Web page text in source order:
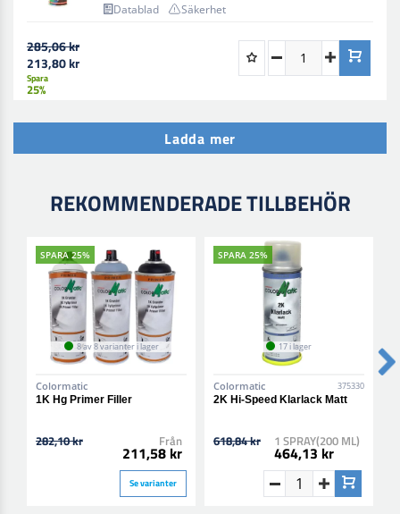
Datablad
Säkerhet
285,06 kr
213,80 kr
Spara
25%
Ladda mer
REKOMMENDERADE TILLBEHÖR
SPARA 25%
8 av 8 varianter i lager
Colormatic
1K Hg Primer Filler
282,10 kr Från
211,58 kr
Se varianter
SPARA 25%
17 i lager
Colormatic 375330
2K Hi-Speed Klarlack Matt
618,84 kr 1 SPRAY(200 ML)
464,13 kr